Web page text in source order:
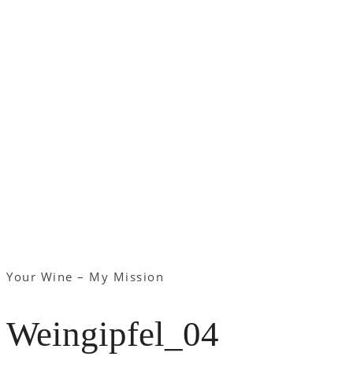
Your Wine – My Mission
Weingipfel_04